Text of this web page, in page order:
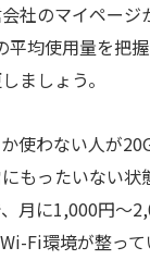
社のマイページ
平均使用量を把
ましょう。
使わない人が
もったいない状
月に1,000円〜
Fi環境が整っ